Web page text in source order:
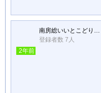
南房総いいとこどり動画
登録者数 7人
2年前